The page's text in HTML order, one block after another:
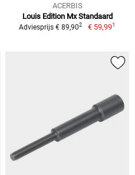
ACERBIS
Louis Edition Mx Standaard
Adviesprijs € 89,902 € 59,991